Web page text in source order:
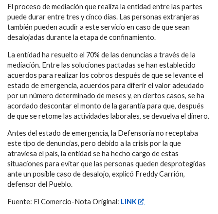
El proceso de mediación que realiza la entidad entre las partes
puede durar entre tres y cinco días. Las personas extranjeras
también pueden acudir a este servicio en caso de que sean
desalojadas durante la etapa de confinamiento.
La entidad ha resuelto el 70% de las denuncias a través de la
mediación. Entre las soluciones pactadas se han establecido
acuerdos para realizar los cobros después de que se levante el
estado de emergencia, acuerdos para diferir el valor adeudado
por un número determinado de meses y, en ciertos casos, se ha
acordado descontar el monto de la garantía para que, después
de que se retome las actividades laborales, se devuelva el dinero.
Antes del estado de emergencia, la Defensoría no receptaba
este tipo de denuncias, pero debido a la crisis por la que
atraviesa el país, la entidad se ha hecho cargo de estas
situaciones para evitar que las personas queden desprotegidas
ante un posible caso de desalojo, explicó Freddy Carrión,
defensor del Pueblo.
Fuente: El Comercio-Nota Original: LINK